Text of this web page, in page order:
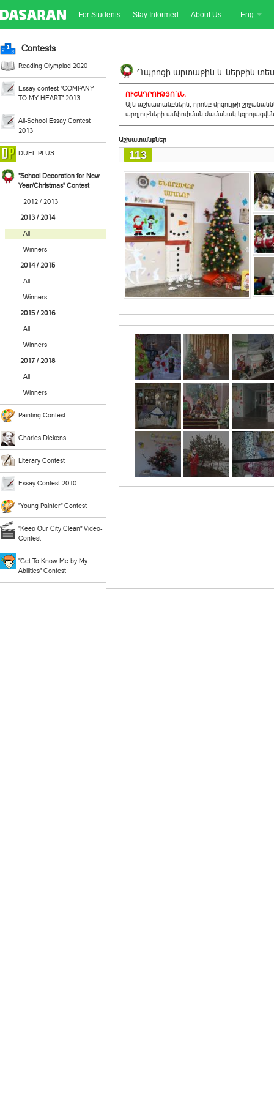
For Students Stay Informed About Us Eng
Contests
Reading Olympiad 2020
Essay contest "COMPANY
TO MY HEART" 2013
All-School Essay Contest
2013
DUEL PLUS
"School Decoration for New
Year/Christmas" Contest
2012 / 2013
2013 / 2014
All
Winners
2014 / 2015
All
Winners
2015 / 2016
All
Winners
2017 / 2018
All
Winners
Painting Contest
Charles Dickens
Literary Contest
Essay Contest 2010
"Young Painter" Contest
"Keep Our City Clean" Video-
Contest
"Get To Know Me by My
Abilities" Contest
Դպրոցի արտաքին և ներքին
ՈՒՇԱԴՐՈՒԹՅՈ´ւՆ.
Այն աշխատանքներն, որոնք մրցույթի
արդյուքների ամփոփման ժամանակ
Աշխատանքներ
113